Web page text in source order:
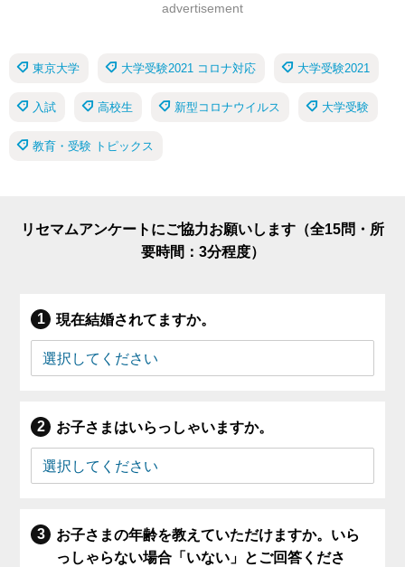
advertisement
東京大学 大学受験2021 コロナ対応 大学受験2021
入試 高校生 新型コロナウイルス 大学受験
教育・受験 トピックス
リセマムアンケートにご協力お願いします（全15問・所
要時間：3分程度）
現在結婚されてますか。
お子さまはいらっしゃいますか。
お子さまの年齢を教えていただけますか。いら
っしゃらない場合「いない」とご回答くださ